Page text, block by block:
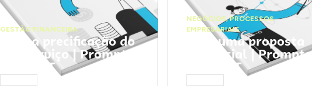
GESTÃO FINANCEIRA
Faça a precificação do
seu serviço | Prompts
ChatGPT
NEGÓCIOS,PROCESSOS
EMPRESARIAIS
Faça uma proposta
comercial | Prompts
ChatGPT